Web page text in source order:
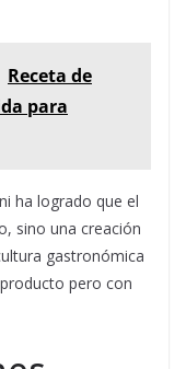
Receta de
para
ha logrado que el
sino una creación
gastronómica
pero con